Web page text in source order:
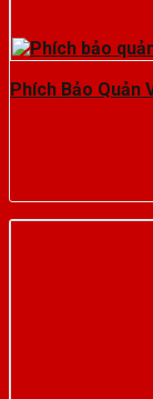
Phích Bảo Quản